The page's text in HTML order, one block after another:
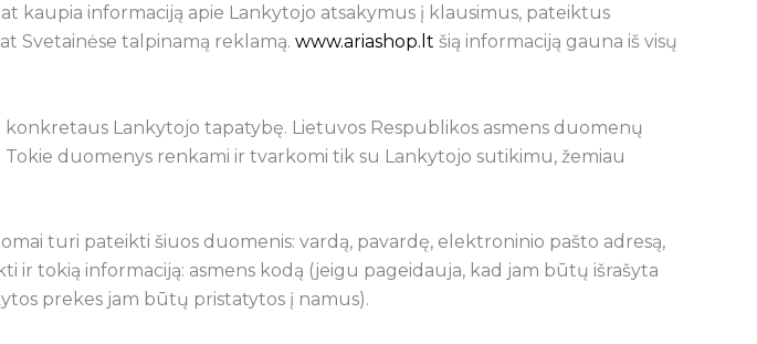
kaupia informaciją apie Lankytojo atsakymus į klausimus, pateiktus
Svetainėse talpinamą reklamą. www.ariashop.lt šią informaciją gauna iš visų
Lankytojo tapatybę. Lietuvos Respublikos asmens duomenų
duomenys renkami ir tvarkomi tik su Lankytojo sutikimu, žemiau
turi pateikti šiuos duomenis: vardą, pavardę, elektroninio pašto adresą,
tokią informaciją: asmens kodą (jeigu pageidauja, kad jam būtų išrašyta
prekes jam būtų pristatytos į namus).